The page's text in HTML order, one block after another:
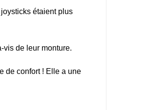
étaient plus
vis de leur monture.
de confort ! Elle a une